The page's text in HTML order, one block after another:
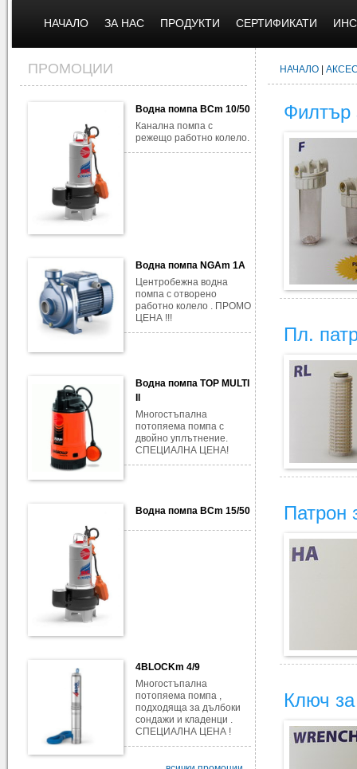
НАЧАЛО ЗА НАС ПРОДУКТИ СЕРТИФИКАТИ
ПРОМОЦИИ
Водна помпа BCm 10/50
Канална помпа с
режещо работно колело.
Водна помпа NGAm 1A
Центробежна водна
помпа с отворено
работно колело . ПРОМО
ЦЕНА !!!
Водна помпа TOP MULTI
Многостъпална
потопяема помпа с
двойно уплътнение.
СПЕЦИАЛНА ЦЕНА!
Водна помпа BCm 15/50
4BLOCKm 4/9
Многостъпална
потопяема помпа ,
подходяща за дълбоки
сондажи и кладенци .
СПЕЦИАЛНА ЦЕНА !
НАЧАЛО
Филтър
Пл.
Патрон
Ключ